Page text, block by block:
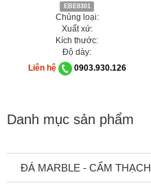
EBE8301
Chủng loại:
Xuất xứ:
Kích thước:
Độ dày:
Liên hệ
0903.930.126
Danh mục sản phẩm
ĐÁ MARBLE - CẨM THẠCH